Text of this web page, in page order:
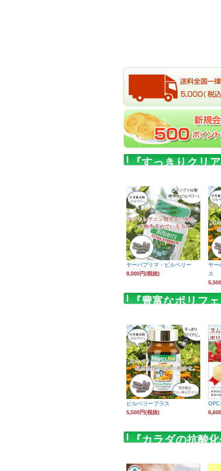
『すっきりクリ
ヤーバプリマ・ビルベリー
8,000円(税抜)
ヤー
ス
『豊富なポリフ
ビルベリープラス
5,500円(税抜)
OPC
『カラダの抗酸